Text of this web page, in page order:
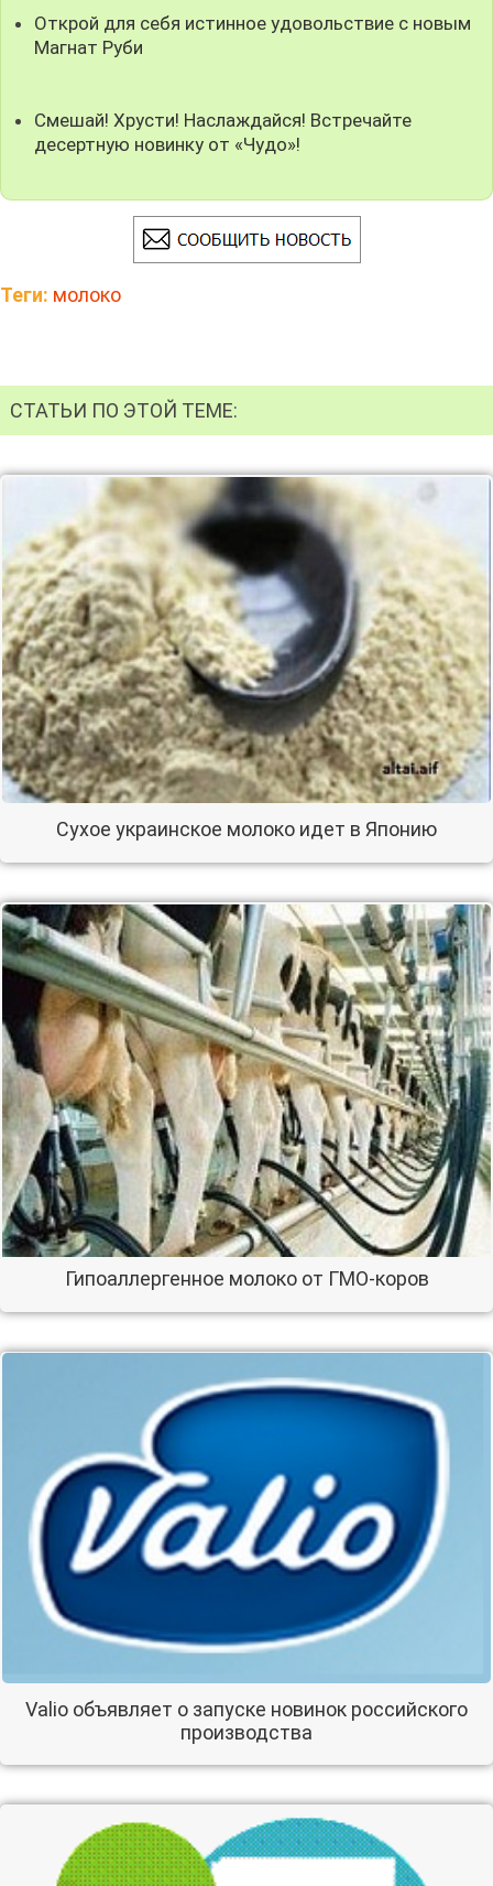
Открой для себя истинное удовольствие с новым
Магнат Руби
Смешай! Хрусти! Наслаждайся! Встречайте
десертную новинку от «Чудо»!
Теги: молоко
СТАТЬИ ПО ЭТОЙ ТЕМЕ:
Сухое украинское молоко идет в Японию
Гипоаллергенное молоко от ГМО-коров
Valio объявляет о запуске новинок российского
производства